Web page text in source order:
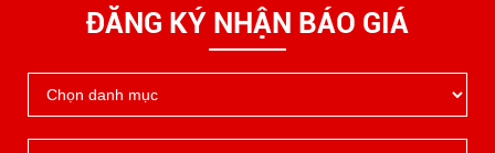
ĐĂNG KÝ NHẬN BÁO GIÁ